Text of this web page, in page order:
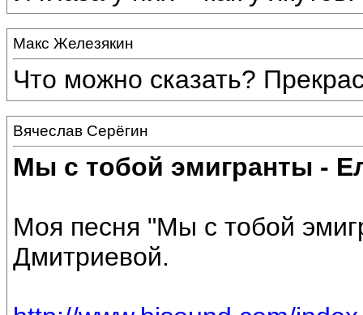
Макс Железякин
Что можно сказать?
Вячеслав Серёгин
Мы с тобой эмигранты -
Моя песня "Мы с тобой
Дмитриевой.